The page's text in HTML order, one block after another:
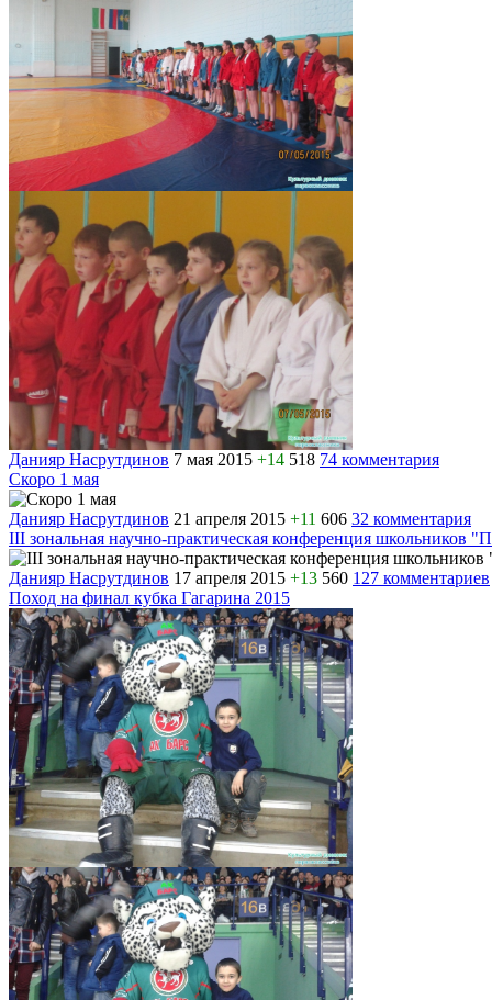
Данияр Насрутдинов 7 мая 2015 +14 518 74 комментария
Скоро 1 мая
Данияр Насрутдинов 21 апреля 2015 +11 606 32 комментария
III зональная научно-практическая конференция
Данияр Насрутдинов 17 апреля 2015 +13 560 127 комментариев
Поход на финал кубка Гагарина 2015